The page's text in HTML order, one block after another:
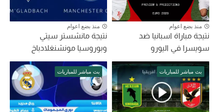
منذ بضع اعوام
نتيجة مباراة اسبانيا ضد
سويسرا في اليورو
منذ بضع اعوام
نتيجة مانشستر سيتي
وبوروسيا مونشنغلادباخ
بث مباشر للمباريات بث مباشر للمباريات